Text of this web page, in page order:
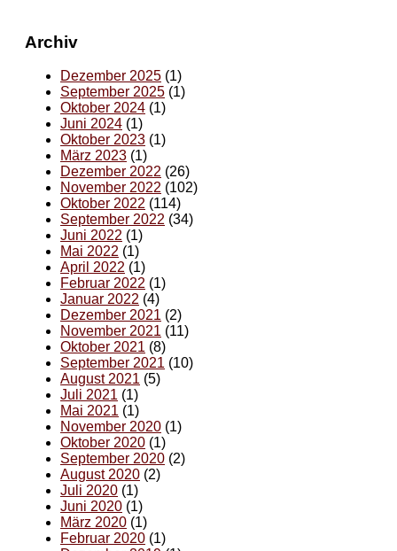
Archiv
Dezember 2025 (1)
September 2025 (1)
Oktober 2024 (1)
Juni 2024 (1)
Oktober 2023 (1)
März 2023 (1)
Dezember 2022 (26)
November 2022 (102)
Oktober 2022 (114)
September 2022 (34)
Juni 2022 (1)
Mai 2022 (1)
April 2022 (1)
Februar 2022 (1)
Januar 2022 (4)
Dezember 2021 (2)
November 2021 (11)
Oktober 2021 (8)
September 2021 (10)
August 2021 (5)
Juli 2021 (1)
Mai 2021 (1)
November 2020 (1)
Oktober 2020 (1)
September 2020 (2)
August 2020 (2)
Juli 2020 (1)
Juni 2020 (1)
März 2020 (1)
Februar 2020 (1)